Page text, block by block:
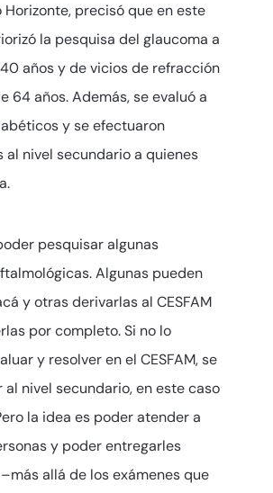
Horizonte, precisó que en este
la pesquisa del glaucoma a
años y de vicios de refracción
64 años. Además, se evaluó a
y se efectuaron
al nivel secundario a quienes
pesquisar algunas
Algunas pueden
y otras derivarlas al CESFAM
por completo. Si no lo
y resolver en el CESFAM, se
al nivel secundario, en este caso
la idea es poder atender a
y poder entregarles
allá de los exámenes que